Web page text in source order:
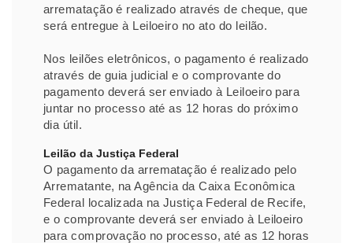
arrematação é realizado através de cheque, que
será entregue à Leiloeiro no ato do leilão.
Nos leilões eletrônicos, o pagamento é realizado
através de guia judicial e o comprovante do
pagamento deverá ser enviado à Leiloeiro para
juntar no processo até as 12 horas do próximo
dia útil.
Leilão da Justiça Federal
O pagamento da arrematação é realizado pelo
Arrematante, na Agência da Caixa Econômica
Federal localizada na Justiça Federal de Recife,
e o comprovante deverá ser enviado à Leiloeiro
para comprovação no processo, até as 12 horas